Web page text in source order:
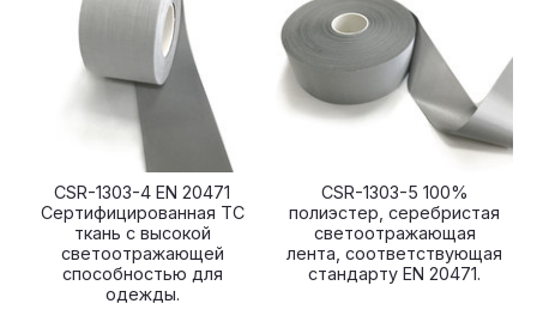
CSR-1303-4 EN 20471
Сертифицированная TC
ткань с высокой
светоотражающей
способностью для
одежды.
CSR-1303-5 100%
полиэстер, серебристая
светоотражающая
лента, соответствующая
стандарту EN 20471.